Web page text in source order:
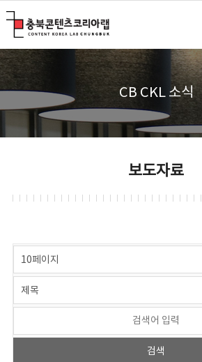
CB CKL 소식
보도자료